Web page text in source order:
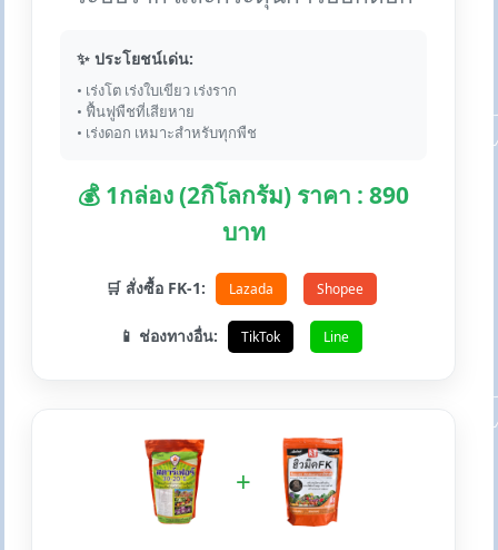
✨ ประโยชน์เด่น:
• เร่งโต เร่งใบเขียว เร่งราก
• ฟื้นฟูพืชที่เสียหาย
• เร่งดอก เหมาะสำหรับทุกพืช
💰 1กล่อง (2กิโลกรัม) ราคา : 890
บาท
🛒 สั่งซื้อ FK-1: Lazada Shopee
📱 ช่องทางอื่น: TikTok Line
+